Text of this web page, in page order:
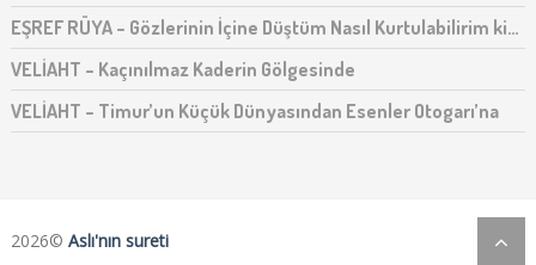
EŞREF RÜYA – Gözlerinin İçine Düştüm Nasıl Kurtulabilirim ki…
VELİAHT – Kaçınılmaz Kaderin Gölgesinde
VELİAHT – Timur’un Küçük Dünyasından Esenler Otogarı’na
2026© Aslı'nın sureti